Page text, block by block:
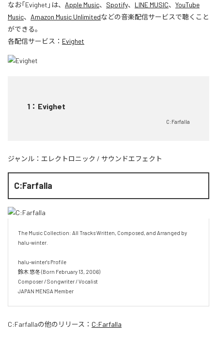
なお「Evighet 」は、 Apple Music、 Spotify、 LINE MUSIC、 YouTube
Music、 Amazon Music Unlimitedなどの音楽配信サービスで聴くこと
ができる。
各配信サービス： Evighet
1 ： Evighet
C:Farfalla
ジャンル： エレクトロニック / サウンドエフェクト
C:Farfalla
The Music Collection: All Tracks Written, Composed, and Arranged by
halu-winter.
halu-winter's Profile
鈴木 悠冬 (Born February 13, 2006)
Composer / Songwriter / Vocalist
JAPAN MENSA Member
C:Farfallaの他のリリース： C:Farfalla